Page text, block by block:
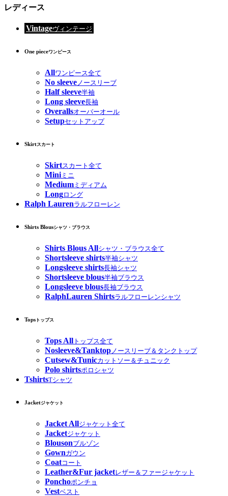
レディース
Vintageヴィンテージ
One pieceワンピース
Allワンピース全て
No sleeveノースリーブ
Half sleeve半袖
Long sleeve長袖
Overallsオーバーオール
Setupセットアップ
Skirtスカート
Skirtスカート全て
Miniミニ
Medium ミディアム
Longロング
Ralph Laurenラルフローレン
Shirts Blousシャツ・ブラウス
Shirts Blous Allシャツ・ブラウス全て
Shortsleeve shirts半袖シャツ
Longsleeve shirts長袖シャツ
Shortsleeve blous半袖ブラウス
Longsleeve blous長袖ブラウス
RalphLauren Shirtsラルフローレンシャツ
Tops トップス
Tops All トップス全て
Nosleeve&Tanktop ノースリーブ＆タンクトップ
Cutsew&Tunicカットソー＆チュニック
Polo shirtsポロシャツ
TshirtsTシャツ
Jacketジャケット
Jacket Allジャケット全て
Jacketジャケット
Blousonブルゾン
Gownガウン
Coatコート
Leather&Fur jacketレザー＆ファージャケット
Ponchoポンチョ
Vestベスト